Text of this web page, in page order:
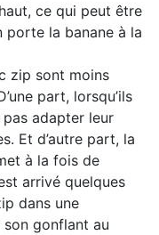
ce qui peut être
porte la banane à la
zip sont moins
part, lorsqu’ils
adapter leur
Et d’autre part, la
à la fois de
arrivé quelques
dans une
gonflant au